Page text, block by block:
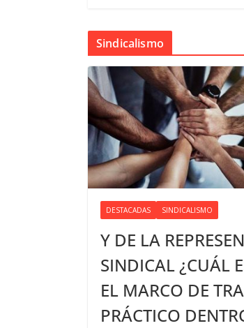
Sindicalismo
DESTACADAS SINDICALISMO
Y DE LA
SINDICAL ¿CUÁL
EL MARCO DE
PRÁCTICO